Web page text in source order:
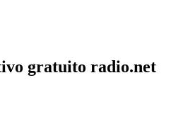
gratuito radio.net